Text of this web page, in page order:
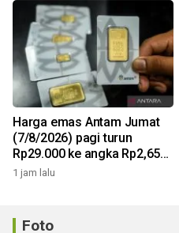
Harga emas Antam Jumat
(7/8/2026) pagi turun
Rp29.000 ke angka Rp2,650
juta/gr
1 jam lalu
Foto